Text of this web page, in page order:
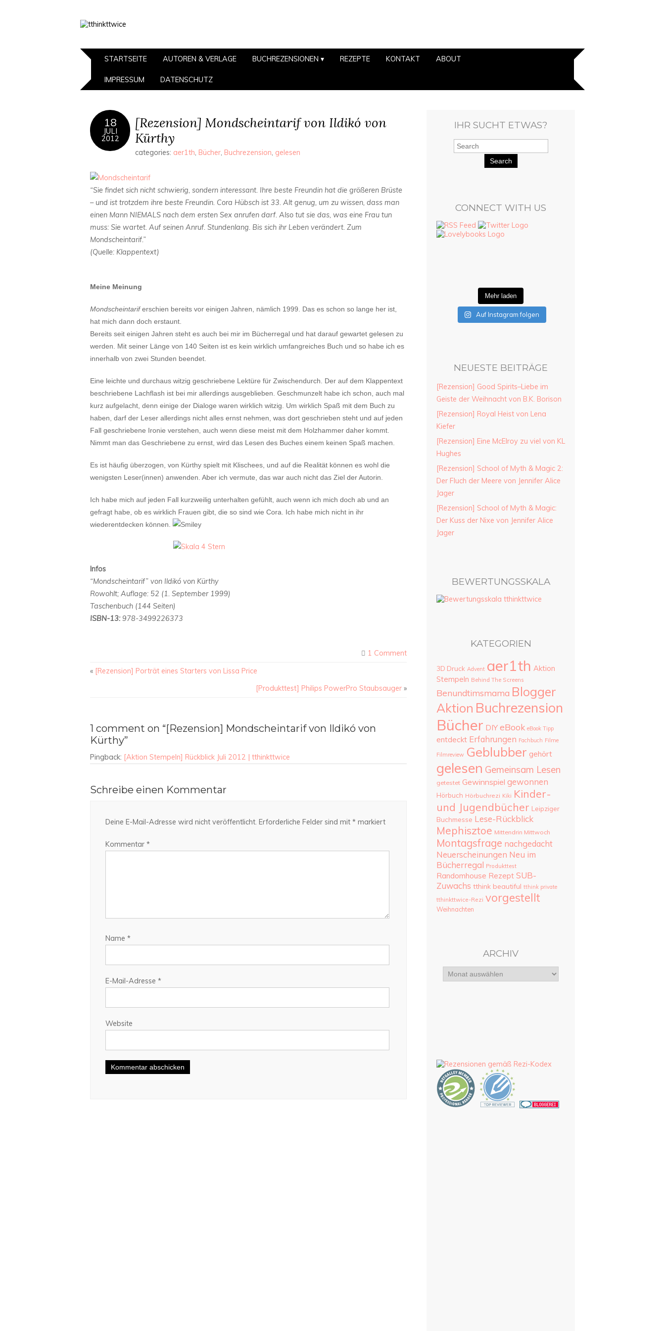
STARTSEITE AUTOREN & VERLAGE BUCHREZENSIONEN REZEPTE KONTAKT ABOUT
IMPRESSUM DATENSCHUTZ
18
JULI
2012
[Rezension] Mondscheintarif von Ildikó von
Kürthy
categories: aer1th, Bücher, Buchrezension, gelesen
“Sie findet sich nicht schwierig, sondern interessant. Ihre beste Freundin hat die größeren Brüste
– und ist trotzdem ihre beste Freundin. Cora Hübsch ist 33. Alt genug, um zu wissen, dass man
einen Mann NIEMALS nach dem ersten Sex anrufen darf. Also tut sie das, was eine Frau tun
muss: Sie wartet. Auf seinen Anruf. Stundenlang. Bis sich ihr Leben verändert. Zum
Mondscheintarif.”
(Quelle: Klappentext)
Meine Meinung
Mondscheintariferschien bereits vor einigen Jahren, nämlich 1999. Das es schon so lange her ist,
hat mich dann doch erstaunt.
Bereits seit einigen Jahren steht es auch bei mir im Bücherregal und hat darauf gewartet gelesen zu
werden. Mit seiner Länge von 140 Seiten ist es kein wirklich umfangreiches Buch und so habe ich es
innerhalb von zwei Stunden beendet.
Eine leichte und durchaus witzig geschriebene Lektüre für Zwischendurch. Der auf dem Klappentext
beschriebene Lachflash ist bei mir allerdings ausgeblieben. Geschmunzelt habe ich schon, auch mal
kurz aufgelacht, denn einige der Dialoge waren wirklich witzig. Um wirklich Spaß mit dem Buch zu
haben, darf der Leser allerdings nicht alles ernst nehmen, was dort geschrieben steht und auf jeden
Fall geschriebene Ironie verstehen, auch wenn diese meist mit dem Holzhammer daher kommt.
Nimmt man das Geschriebene zu ernst, wird das Lesen des Buches einem keinen Spaß machen.
Es ist häufig überzogen, von Kürthy spielt mit Klischees, und auf die Realität können es wohl die
wenigsten Leser(innen) anwenden. Aber ich vermute, das war auch nicht das Ziel der Autorin.
Ich habe mich auf jeden Fall kurzweilig unterhalten gefühlt, auch wenn ich mich doch ab und an
gefragt habe, ob es wirklich Frauen gibt, die so sind wie Cora. Ich habe mich nicht in ihr
wiederentdecken können.
Infos
“Mondscheintarif” von Ildikó von Kürthy
Rowohlt; Auflage: 52 (1. September 1999)
Taschenbuch (144 Seiten)
ISBN-13:978-3499226373
1 Comment
« [Rezension] Porträt eines Starters von Lissa Price
[Produkttest] Philips PowerPro Staubsauger »
1 comment on “[Rezension] Mondscheintarif von Ildikó von
Kürthy”
Pingback: [Aktion Stempeln] Rückblick Juli 2012 | tthinkttwice
Schreibe einen Kommentar
Deine E-Mail-Adresse wird nicht veröffentlicht. Erforderliche Felder sind mit * markiert
Kommentar *
Name *
E-Mail-Adresse *
Website
IHR SUCHT ETWAS?
Search
CONNECT WITH US
Mehr laden
Auf Instagram folgen
NEUESTE BEITRÄGE
[Rezension] Good Spirits–Liebe im
Geiste der Weihnacht von B.K. Borison
[Rezension] Royal Heist von Lena
Kiefer
[Rezension] Eine McElroy zu viel von KL
Hughes
[Rezension] School of Myth & Magic 2:
Der Fluch der Meere von Jennifer Alice
Jager
[Rezension] School of Myth & Magic:
Der Kuss der Nixe von Jennifer Alice
Jager
BEWERTUNGSSKALA
KATEGORIEN
3D Druck Advent aer1th Aktion
Stempeln Behind The Screens
Benundtimsmama Blogger
Aktion Buchrezension
Bücher DIY eBook eBook Tipp
entdeckt Erfahrungen Fachbuch Filme
Filmreview Geblubber gehört
gelesen Gemeinsam Lesen
getestet Gewinnspiel gewonnen
Hörbuch Hörbuchrezi Kiki Kinder-
und Jugendbücher Leipziger
Buchmesse Lese-Rückblick
Mephisztoe Mittendrin Mittwoch
Montagsfrage nachgedacht
Neuerscheinungen Neu im
Bücherregal Produkttest
Randomhouse Rezept SUB-
Zuwachs tthink beautiful tthink private
tthinkttwice-Rezi vorgestellt
Weihnachten
ARCHIV